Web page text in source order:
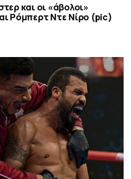
και οι «άβολοι»
Ρόμπερτ Ντε Νίρο (pic)